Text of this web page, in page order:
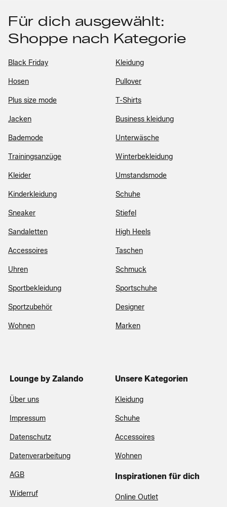
Für dich ausgewählt:
Shoppe nach Kategorie
Black Friday Kleidung
Hosen Pullover
Plus size mode T-Shirts
Jacken Business kleidung
Bademode Unterwäsche
Trainingsanzüge Winterbekleidung
Kleider Umstandsmode
Kinderkleidung Schuhe
Sneaker Stiefel
Sandaletten High Heels
Accessoires Taschen
Uhren Schmuck
Sportbekleidung Sportschuhe
Sportzubehör Designer
Wohnen Marken
Lounge by Zalando
Über uns
Impressum
Datenschutz
Datenverarbeitung
AGB
Widerruf
Unsere Kategorien
Kleidung
Schuhe
Accessoires
Wohnen
Inspirationen für dich
Online Outlet